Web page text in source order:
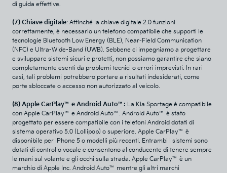
di guida effettive.
(7) Chiave digitale: Affinché la chiave digitale 2.0 funzioni
correttamente, è necessario un telefono compatibile che supporti le
tecnologie Bluetooth Low Energy (BLE), Near-Field Communication
(NFC) e Ultra-Wide-Band (UWB). Sebbene ci impegniamo a progettare
e sviluppare sistemi sicuri e protetti, non possiamo garantire che siano
completamente esenti da problemi tecnici o errori imprevisti. In rari
casi, tali problemi potrebbero portare a risultati indesiderati, come
porte sbloccate o accesso non autorizzato al veicolo.
(8) Apple CarPlay™ e Android Auto™: La Kia Sportage è compatibile
con Apple CarPlay™ e Android Auto™. Android Auto™ è stato
progettato per essere compatibile con i telefoni Android dotati di
sistema operativo 5.0 (Lollipop) o superiore. Apple CarPlay™ è
disponibile per iPhone 5 o modelli più recenti. Entrambi i sistemi sono
dotati di controllo vocale e consentono al conducente di tenere sempre
le mani sul volante e gli occhi sulla strada. Apple CarPlay™ è un
marchio di Apple Inc. Android Auto™ mentre gli altri marchi